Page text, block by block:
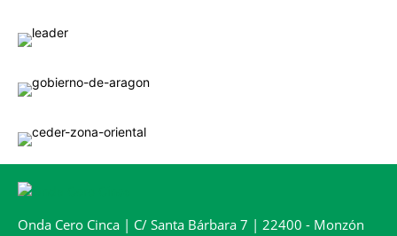
Onda Cero Cinca | C/ Santa Bárbara 7 | 22400 - Monzón